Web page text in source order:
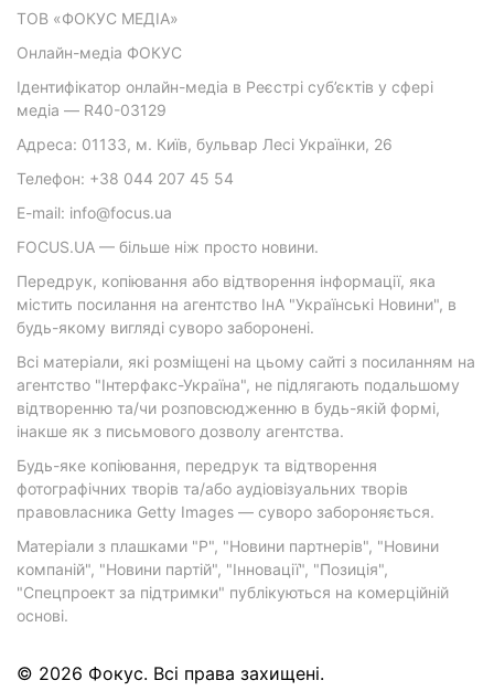
ТОВ «ФОКУС МЕДІА»
Онлайн-медіа ФОКУС
Ідентифікатор онлайн-медіа в Реєстрі суб’єктів у сфері
медіа — R40-03129
Адреса: 01133, м. Київ, бульвар Лесі Українки, 26
Телефон: +38 044 207 45 54
E-mail: info@focus.ua
FOCUS.UA — більше ніж просто новини.
Передрук, копіювання або відтворення інформації, яка
містить посилання на агентство ІнА "Українські Новини", в
будь-якому вигляді суворо заборонені.
Всі матеріали, які розміщені на цьому сайті з посиланням на
агентство "Інтерфакс-Україна", не підлягають подальшому
відтворенню та/чи розповсюдженню в будь-якій формі,
інакше як з письмового дозволу агентства.
Будь-яке копіювання, передрук та відтворення
фотографічних творів та/або аудіовізуальних творів
правовласника Getty Images — суворо забороняється.
Матеріали з плашками "Р", "Новини партнерів", "Новини
компаній", "Новини партій", "Інновації", "Позиція",
"Спецпроект за підтримки" публікуються на комерційній
основі.
© 2026 Фокус. Всі права захищені.